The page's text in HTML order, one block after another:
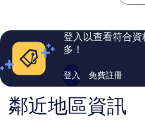
評
論
登入以查看符合
多！
登入 免費註冊
鄰近地區資訊